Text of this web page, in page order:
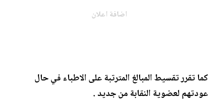
اضافة اعلان
كما تقرر تقسيط المبالغ المترتبة على الاطباء في حال
عودتهم لعضوية النقابة من جديد .